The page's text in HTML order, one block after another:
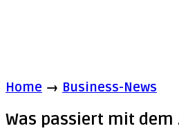
Home → Business-News
Was passiert mit